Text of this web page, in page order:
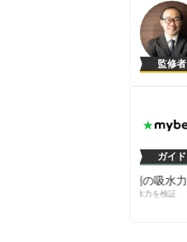
監修者
ガイド
柔軟剤の吸水力を検証